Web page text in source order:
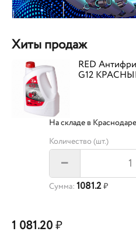
Хиты продаж
RED
G12
На складе в
Количество (шт.)
–
Сумма: 1081.2₽
1 081.20₽